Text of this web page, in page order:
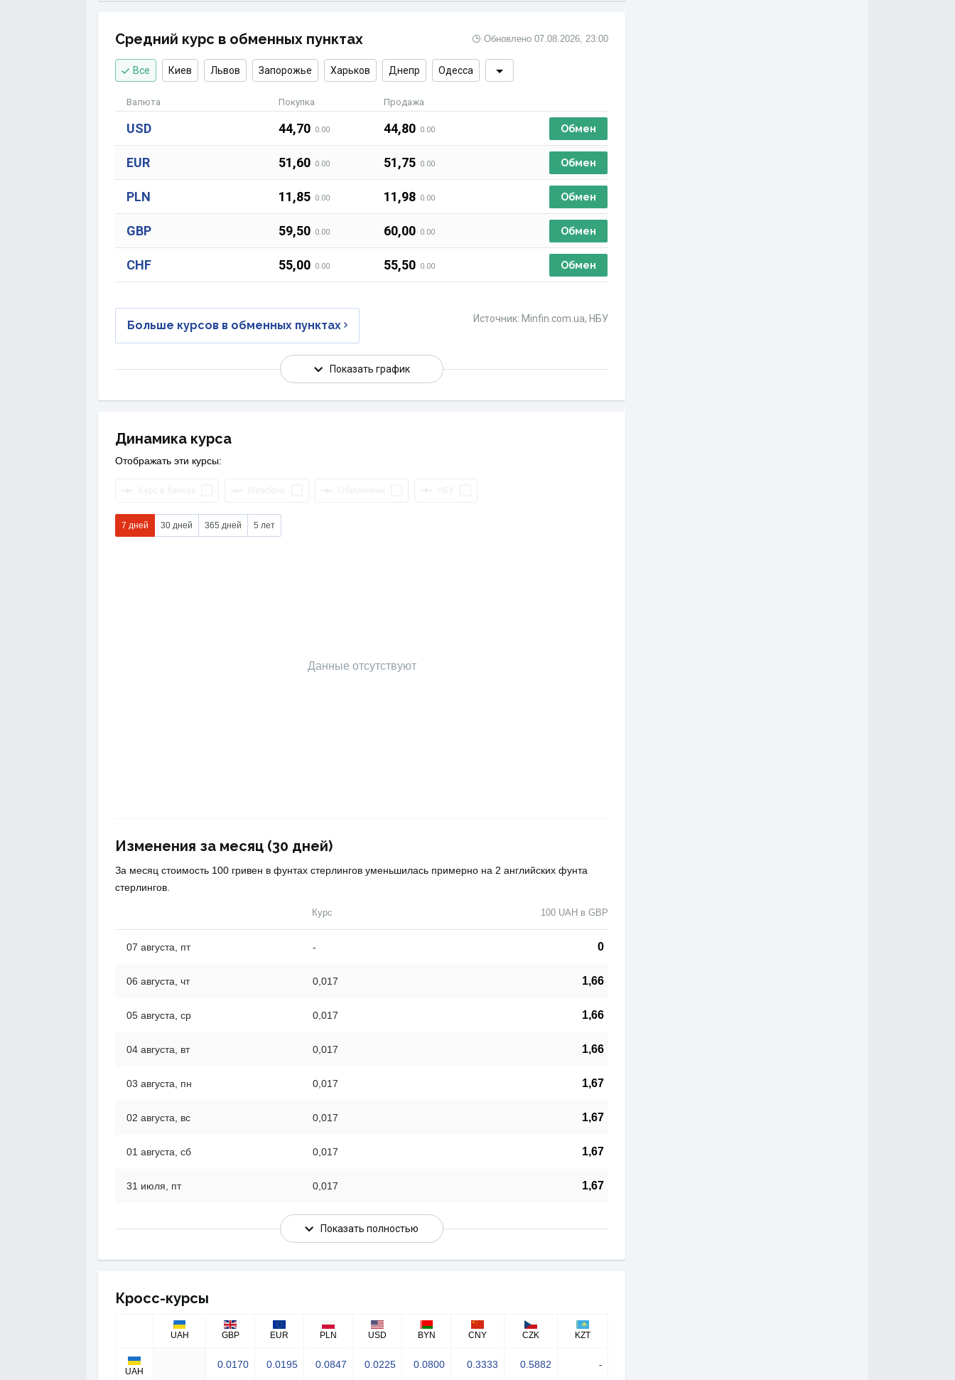
Средний курс в обменных пунктах Обновлено 07.08.2026, 23:00
Все Киев Львов Запорожье Харьков Днепр Одесса
Валюта Покупка Продажа
USD 44,70 0.00 44,80 0.00 Обмен
EUR 51,60 0.00 51,75 0.00 Обмен
PLN 11,85 0.00 11,98 0.00 Обмен
GBP 59,50 0.00 60,00 0.00 Обмен
CHF 55,00 0.00 55,50 0.00 Обмен
Больше курсов в обменных пунктах Источник: Minfin.com.ua, НБУ
Показать график
Динамика курса
Отображать эти курсы:
7 дней 30 дней 365 дней 5 лет
Данные отсутствуют
Изменения за месяц (30 дней)
За месяц стоимость 100 гривен в фунтах стерлингов уменьшилась примерно на 2 английских фунта
стерлингов.
Курс 100 UAH в GBP
07 августа, пт - 0
06 августа, чт 0,017 1,66
05 августа, ср 0,017 1,66
04 августа, вт 0,017 1,66
03 августа, пн 0,017 1,67
02 августа, вс 0,017 1,67
01 августа, сб 0,017 1,67
31 июля, пт 0,017 1,67
Показать полностью
Кросс-курсы
UAH GBP EUR PLN USD BYN CNY CZK KZT
UAH
0.0170 0.0195 0.0847 0.0225 0.0800 0.3333 0.5882 -